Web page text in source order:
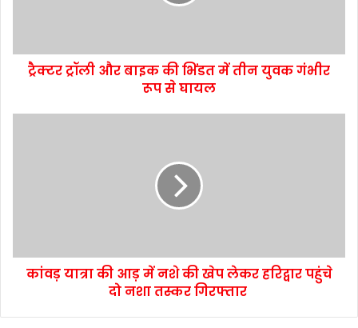
ट्रैक्टर ट्रॉली और बाइक की भिंडत में तीन युवक गंभीर
रूप से घायल
कांवड़ यात्रा की आड़ में नशे की खेप लेकर हरिद्वार पहुंचे
दो नशा तस्कर गिरफ्तार